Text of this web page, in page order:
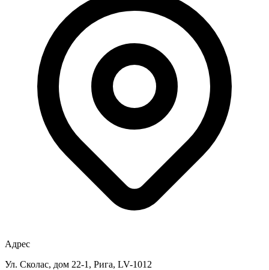
Адрес
Ул. Сколас, дом 22-1, Рига, LV-1012